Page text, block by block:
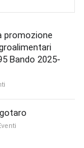
promozione
Bando 2025-